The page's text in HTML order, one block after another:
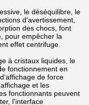
le déséquilibre, le
d'avertissement,
des chocs, font
pour empêcher la
effet centrifuge.
à cristaux liquides, le
fonctionnement en
de force
et les
fonctionnants peuvent
l'interface